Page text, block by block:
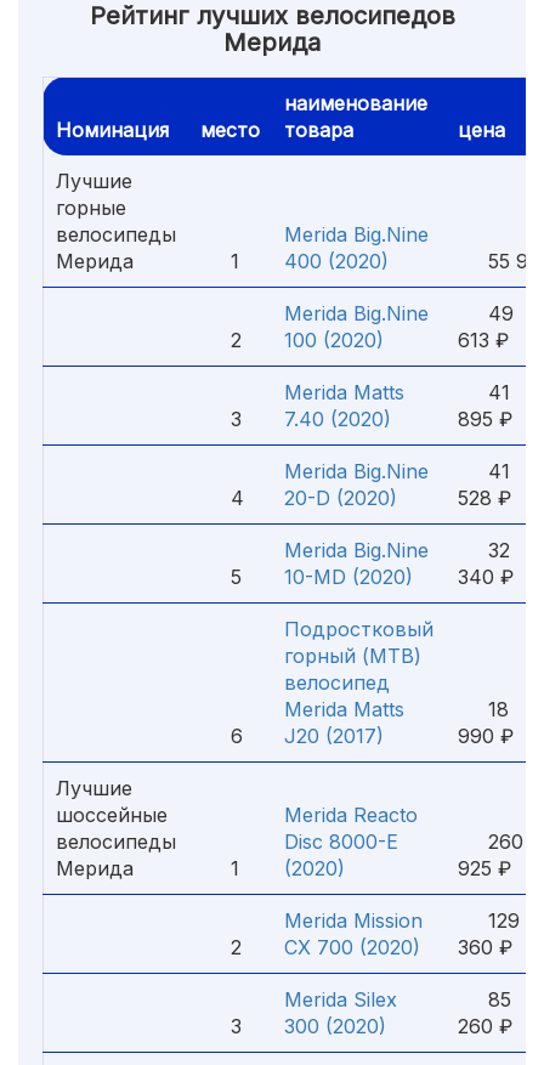
Рейтинг лучших велосипедов
Мерида
Номинация место
наименование
товара
цена
Лучшие
горные
велосипеды
Мерида
1
Merida Big.Nine
400 (2020)
55
2
Merida Big.Nine
100 (2020)
49
613 ₽
3
Merida Matts
7.40 (2020)
41
895 ₽
4
Merida Big.Nine
20-D (2020)
41
528 ₽
5
Merida Big.Nine
10-MD (2020)
32
340 ₽
6
Подростковый
горный (MTB)
велосипед
Merida Matts
J20 (2017)
18
990 ₽
Лучшие
шоссейные
велосипеды
Мерида
1
Merida Reacto
Disc 8000-E
(2020)
260
925 ₽
2
Merida Mission
CX 700 (2020)
129
360 ₽
3
Merida Silex
300 (2020)
85
260 ₽